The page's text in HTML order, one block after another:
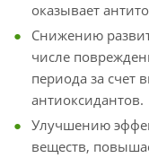
оказывает
Снижению
числе
периода за счет
антиоксидантов.
Улучшению
веществ,